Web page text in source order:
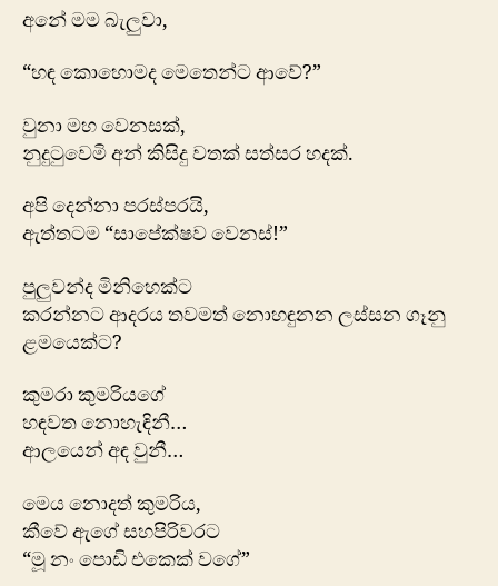
අනේ මම බැලුවා,
“හඳ කොහොමද මෙතෙන්ට ආවේ?”
වුනා මහ වෙනසක්,
නුදුටුවෙමි අන් කිසිදු වතක් සත්සර හදක්.
අපි දෙන්නා පරස්පරයි,
ඇත්තටම “සාපේක්ෂව වෙනස්!”
පුලුවන්ද මිනිහෙක්ට
කරන්නට ආදරය තවමත් නොහඳුනන ලස්සන ගෑනු
ළමයෙක්ට?
කුමරා කුමරි‍යගේ
හඳවත නොහැඳිනී…
ආලයෙන් අඳ වුනී…
මෙය නොදත් කුමරිය,
කීවේ ඇගේ සහපිරිවරට
“මූ නං පොඩි එකෙක් වගේ”